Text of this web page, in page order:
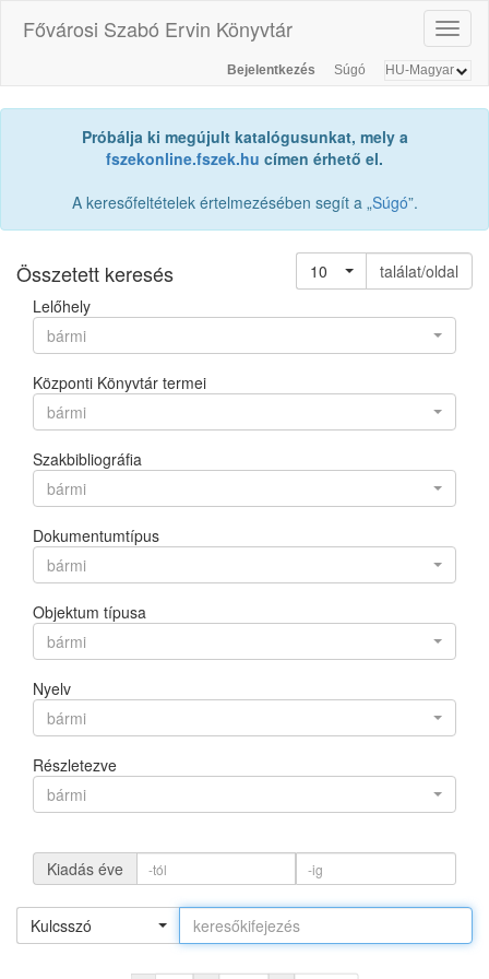
Fővárosi Szabó Ervin Könyvtár
Bejelentkezés Súgó
Próbálja ki megújult katalógusunkat, mely a
fszekonline.fszek.hu címen érhető el.
A keresőfeltételek értelmezésében segít a „Súgó”.
Összetett keresés 10
találat/oldal
Lelőhely
bármi
Központi Könyvtár termei
bármi
Szakbibliográfia
bármi
Dokumentumtípus
bármi
Objektum típusa
bármi
Nyelv
bármi
Részletezve
bármi
Kiadás éve
Kulcsszó